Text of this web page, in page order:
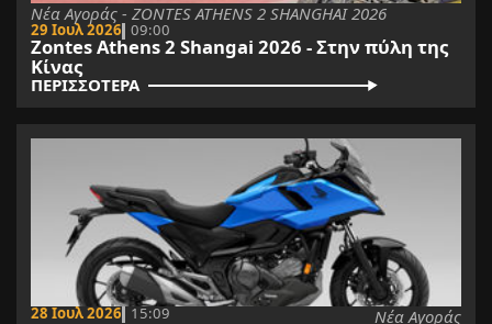
Νέα Αγοράς - ZONTES ATHENS 2 SHANGHAI 2026
29 Ιουλ 2026 09:00
Zontes Athens 2 Shangai 2026 - Στην πύλη της
Κίνας
ΠΕΡΙΣΣΟΤΕΡΑ
28 Ιουλ 2026 15:09 Νέα Αγοράς